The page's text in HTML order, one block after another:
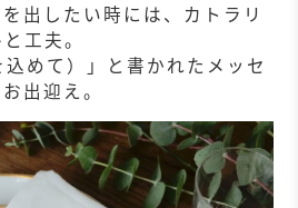
出したい時には、カトラリ
工夫。
めて）」と書かれたメッセ
出迎え。